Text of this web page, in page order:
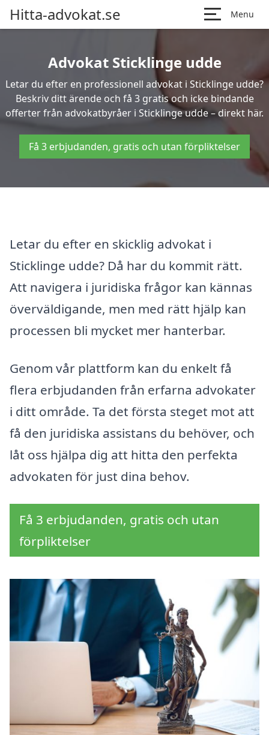
Hitta-advokat.se Menu
Advokat Sticklinge udde
Letar du efter en professionell advokat i Sticklinge udde?
Beskriv ditt ärende och få 3 gratis och icke bindande
offerter från advokatbyråer i Sticklinge udde – direkt här.
Få 3 erbjudanden, gratis och utan förpliktelser
Letar du efter en skicklig advokat i
Sticklinge udde? Då har du kommit rätt.
Att navigera i juridiska frågor kan kännas
överväldigande, men med rätt hjälp kan
processen bli mycket mer hanterbar.
Genom vår plattform kan du enkelt få
flera erbjudanden från erfarna advokater
i ditt område. Ta det första steget mot att
få den juridiska assistans du behöver, och
låt oss hjälpa dig att hitta den perfekta
advokaten för just dina behov.
Få 3 erbjudanden, gratis och utan
förpliktelser